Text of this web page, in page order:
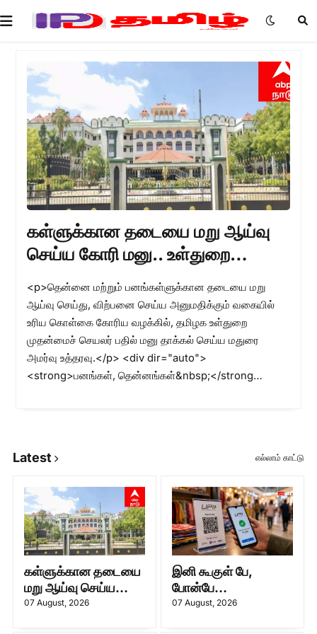
கள்ளுக்கான தடையை மறு ஆய்வு
செய்ய கோரி மனு.. உள்துறை
முதன்மைச் செயலர் பதில் மனு
தாக்கல் செய்ய உத்தரவு !
<p>தென்னை மற்றும் பனங்கள்ளுக்கான தடையை மறு
ஆய்வு செய்து, விற்பனை செய்ய அனுமதிக்கும் வகையில்
உரிய கொள்கை கோரிய வழக்கில், தமிழக உள்துறை
முதன்மைச் செயலர் பதில் மனு தாக்கல் செய்ய மதுரை
அமர்வு உத்தரவு.</p> <div dir="auto">
<strong>பனங்கள், தென்னங்கள்&nbsp;</strong…
Latest எல்லாம் காட்டு
கள்ளுக்கான தடையை
மறு ஆய்வு செய்ய
கோரி மனு.. உள்துறை
07 August, 2026
இனி கூகுள் பே,
போன்பே
செய்பவர்களுக்கு
07 August, 2026